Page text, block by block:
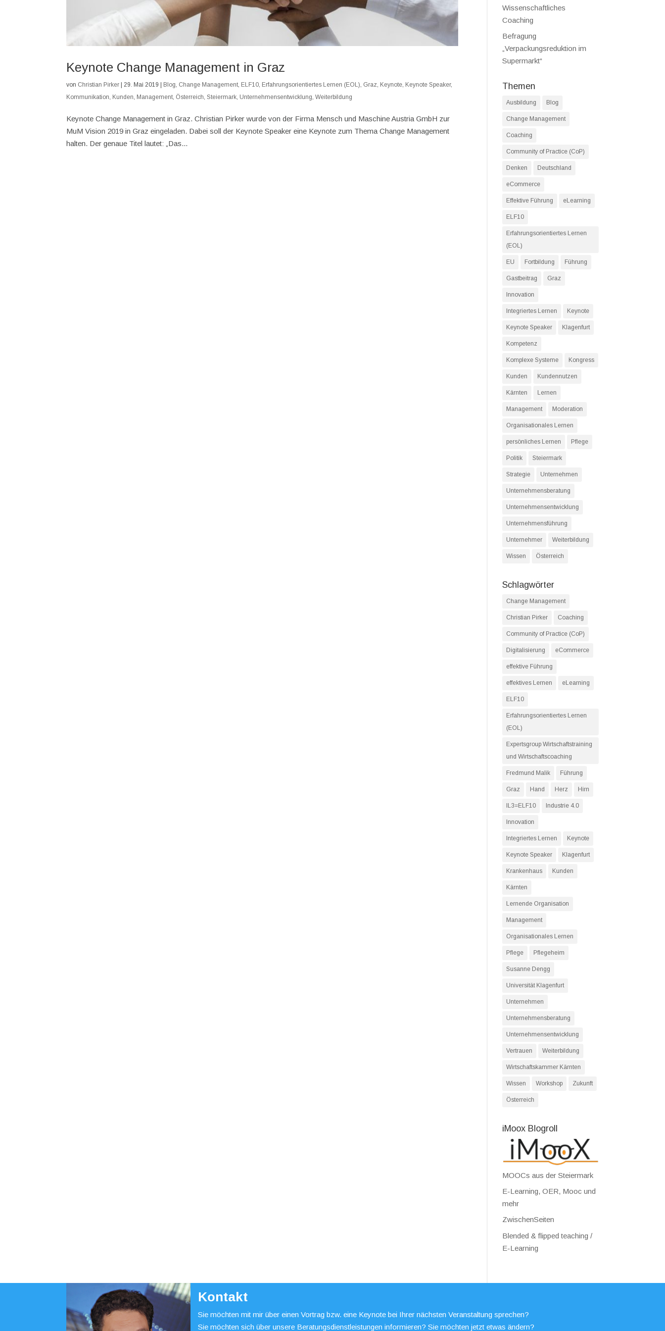
Keynote Change Management in Graz
von Christian Pirker | 29. Mai 2019 | Blog Change Management ELF10 Erfahrungsorientiertes Lernen (EOL) Graz Keynote Keynote Speaker,
Kommunikation Kunden Management Österreich ,Steiermark Unternehmensentwicklung ,Weiterbildung
Keynote Change Management in Graz. Christian Pirker wurde von der Firma Mensch und Maschine Austria GmbH zur
MuM Vision 2019 in Graz eingeladen. Dabei soll der Keynote Speaker eine Keynote zum Thema Change Management
halten. Der genaue Titel lautet: „Das...
Wissenschaftliches
Coaching
Befragung
„Verpackungsreduktion im
Supermarkt“
Themen
Ausbildung Blog
Change Management
Coaching
Community of Practice (CoP)
Denken Deutschland
eCommerce
Effektive Führung eLearning
ELF10
Erfahrungsorientiertes Lernen
(EOL)
EU Fortbildung Führung
Gastbeitrag Graz
Innovation
Integriertes Lernen Keynote
Keynote Speaker Klagenfurt
Kompetenz
Komplexe Systeme Kongress
Kunden Kundennutzen
Kärnten Lernen
Management Moderation
Organisationales Lernen
persönliches Lernen Pflege
Politik Steiermark
Strategie Unternehmen
Unternehmensberatung
Unternehmensentwicklung
Unternehmensführung
Unternehmer Weiterbildung
Wissen Österreich
Schlagwörter
Change Management
Christian Pirker Coaching
Community of Practice (CoP)
Digitalisierung eCommerce
effektive Führung
effektives Lernen eLearning
ELF10
Erfahrungsorientiertes Lernen
(EOL)
Expertsgroup Wirtschaftstraining
und Wirtschaftscoaching
Fredmund Malik Führung
Graz Hand Herz Hirn
IL3=ELF10 Industrie 4.0
Innovation
Integriertes Lernen Keynote
Keynote Speaker Klagenfurt
Krankenhaus Kunden
Kärnten
Lernende Organisation
Management
Organisationales Lernen
Pflege Pflegeheim
Susanne Dengg
Universität Klagenfurt
Unternehmen
Unternehmensberatung
Unternehmensentwicklung
Vertrauen Weiterbildung
Wirtschaftskammer Kärnten
Wissen Workshop Zukunft
Österreich
iMoox Blogroll
MOOCs aus der Steiermark
E-Learning, OER, Mooc und
mehr
ZwischenSeiten
Blended & flipped teaching /
E-Learning
Kontakt
Sie möchten mit mir über einen Vortrag bzw. eine Keynote bei Ihrer nächsten Veranstaltung sprechen?
Sie möchten sich über unsere Beratungsdienstleistungen informieren? Sie möchten jetzt etwas ändern?